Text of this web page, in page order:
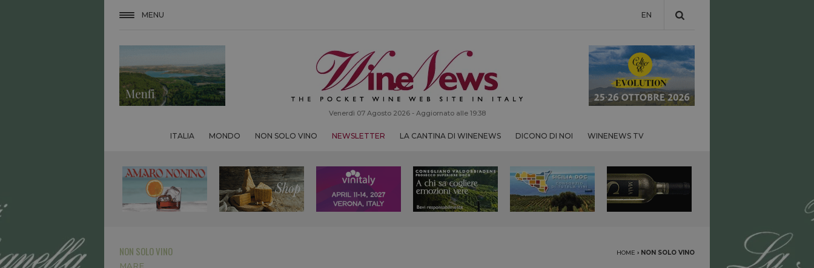
MENU EN
Venerdì 07 Agosto 2026 - Aggiornato alle 19:38
ITALIA MONDO NON SOLO VINO NEWSLETTER LA CANTINA DI WINENEWS DICONO DI NOI WINENEWS TV
NON SOLO VINO HOME › NON SOLO VINO
MARE